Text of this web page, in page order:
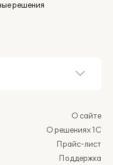
решения
О сайте
О решениях 1С
Прайс-лист
Поддержка